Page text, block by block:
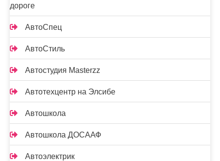
дороге
АвтоСпец
АвтоСтиль
Автостудия Masterzz
Автотехцентр на Элсибе
Автошкола
Автошкола ДОСААФ
Автоэлектрик